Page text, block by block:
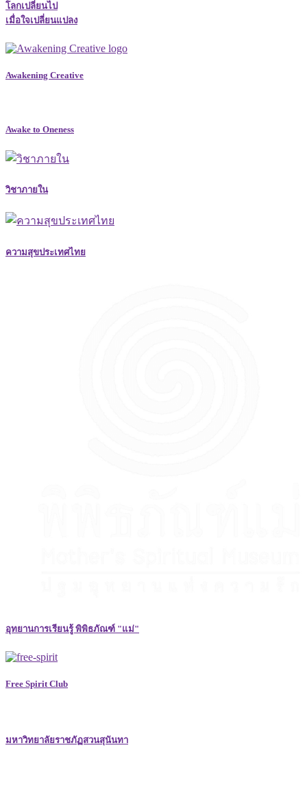
โลกเปลี่ยนไป
เมื่อใจเปลี่ยนแปลง
Awakening Creative
Awake to Oneness
วิชาภายใน
ความสุขประเทศไทย
อุทยานการเรียนรู้ พิพิธภัณฑ์ "แม่"
Free Spirit Club
มหาวิทยาลัยราชภัฏสวนสุนันทา